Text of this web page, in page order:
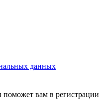
данных
вам в регистрации